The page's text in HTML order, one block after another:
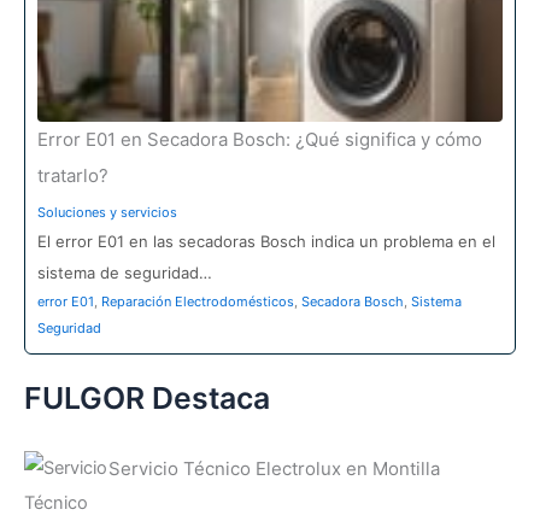
Error E01 en Secadora Bosch: ¿Qué significa y cómo
tratarlo?
Soluciones y servicios
El error E01 en las secadoras Bosch indica un problema en el
sistema de seguridad…
error E01, Reparación Electrodomésticos, Secadora Bosch, Sistema
Seguridad
FULGOR Destaca
Servicio Técnico Electrolux en Montilla